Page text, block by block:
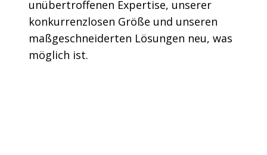
unübertroffenen Expertise, unserer
konkurrenzlosen Größe und unseren
maßgeschneiderten Lösungen neu, was
möglich ist.